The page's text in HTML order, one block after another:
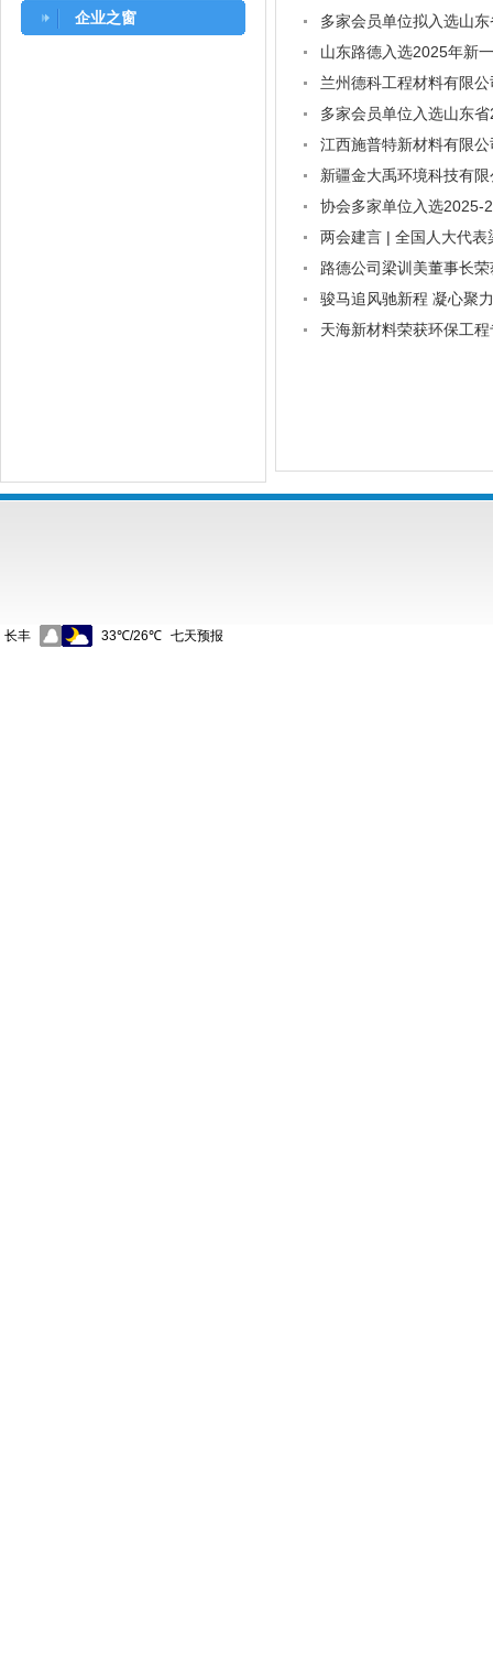
企业之窗
多家会员单位拟入选山
山东路德入选2025年新
兰州德科工程材料有限
多家会员单位入选山东
江西施普特新材料有限
新疆金大禹环境科技有
协会多家单位入选2025-
两会建言 | 全国人大代
路德公司梁训美董事长
骏马追风驰新程 凝心聚
天海新材料荣获环保工